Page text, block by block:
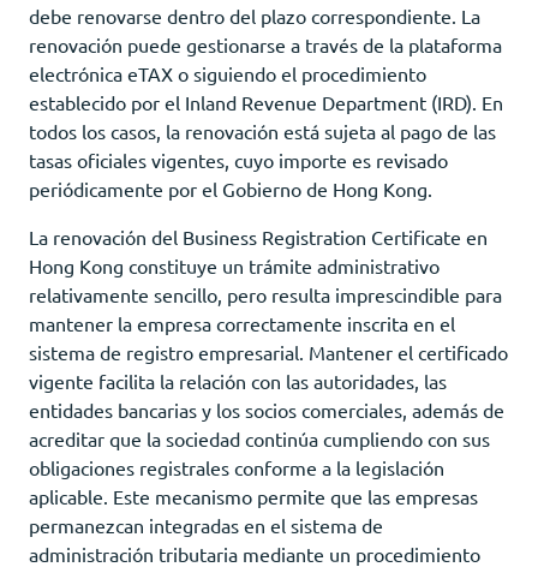
debe renovarse dentro del plazo correspondiente. La
renovación puede gestionarse a través de la plataforma
electrónica eTAX o siguiendo el procedimiento
establecido por el Inland Revenue Department (IRD). En
todos los casos, la renovación está sujeta al pago de las
tasas oficiales vigentes, cuyo importe es revisado
periódicamente por el Gobierno de Hong Kong.
La renovación del Business Registration Certificate en
Hong Kong constituye un trámite administrativo
relativamente sencillo, pero resulta imprescindible para
mantener la empresa correctamente inscrita en el
sistema de registro empresarial. Mantener el certificado
vigente facilita la relación con las autoridades, las
entidades bancarias y los socios comerciales, además de
acreditar que la sociedad continúa cumpliendo con sus
obligaciones registrales conforme a la legislación
aplicable. Este mecanismo permite que las empresas
permanezcan integradas en el sistema de
administración tributaria mediante un procedimiento